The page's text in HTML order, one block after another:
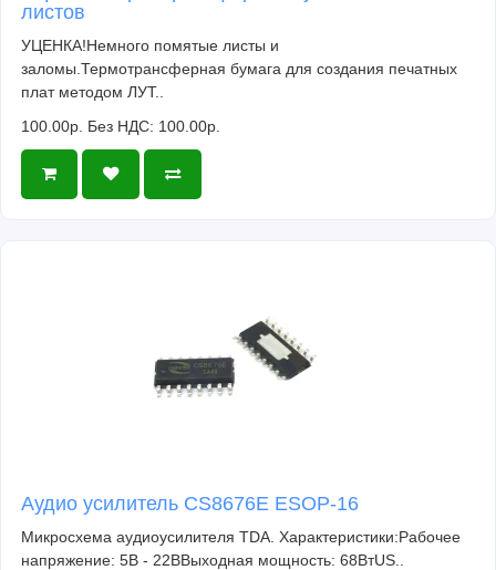
листов
УЦЕНКА!Немного помятые листы и
заломы.Термотрансферная бумага для создания печатных
плат методом ЛУТ..
100.00р. Без НДС: 100.00р.
Аудио усилитель CS8676E ESOP-16
Микросхема аудиоусилителя TDA. Характеристики:Рабочее
напряжение: 5В - 22ВВыходная мощность: 68ВтUS..